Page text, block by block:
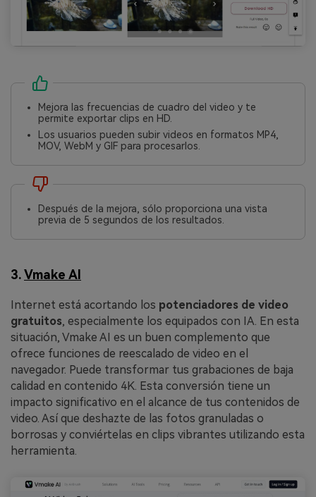
Mejora las frecuencias de cuadro del video y te
permite exportar clips en HD.
Los usuarios pueden subir videos en formatos MP4,
MOV, WebM y GIF para procesarlos.
Después de la mejora, sólo proporciona una vista
previa de 5 segundos de los resultados.
3.Vmake AI
󠀰Internet está acortando los potenciadores de video
gratuitos, especialmente los equipados con IA.󠀲󠀡󠀤󠀩󠀣󠀦󠀡󠀩󠀤󠀳󠀰 En esta
situación, Vmake AI es un buen complemento que
ofrece funciones de reescalado de video en el
navegador. Puede transformar tus grabaciones de baja
calidad en contenido 4K. Esta conversión tiene un
impacto significativo en el alcance de tus contenidos de
video. Así que deshazte de las fotos granuladas o
borrosas y conviértelas en clips vibrantes utilizando esta
herramienta.